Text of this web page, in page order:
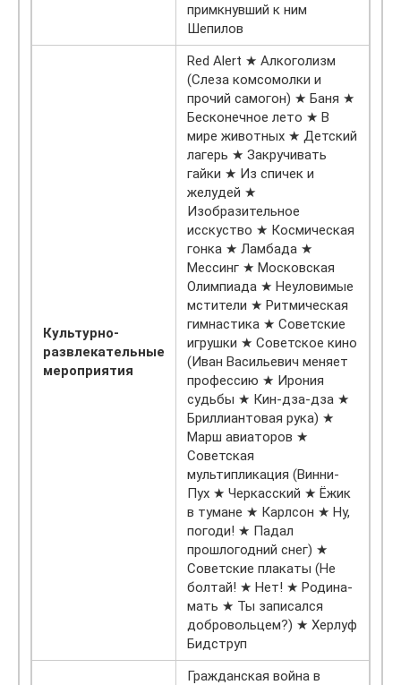
примкнувший к ним
Шепилов
Культурно-
развлекательные
мероприятия
Red Alert ★ Алкоголизм
(Слеза комсомолки и
прочий самогон) ★ Баня ★
Бесконечное лето ★ В
мире животных ★ Детский
лагерь ★ Закручивать
гайки ★ Из спичек и
желудей ★
Изобразительное
исскуство ★ Космическая
гонка ★ Ламбада ★
Мессинг ★ Московская
Олимпиада ★ Неуловимые
мстители ★ Ритмическая
гимнастика ★ Советские
игрушки ★ Советское кино
(Иван Васильевич меняет
профессию ★ Ирония
судьбы ★ Кин-дза-дза ★
Бриллиантовая рука) ★
Марш авиаторов ★
Советская
мультипликация (Винни-
Пух ★ Черкасский ★ Ёжик
в тумане ★ Карлсон ★ Ну,
погоди! ★ Падал
прошлогодний снег) ★
Советские плакаты (Не
болтай! ★ Нет! ★ Родина-
мать ★ Ты записался
добровольцем?) ★ Херлуф
Бидструп
Гражданская война в